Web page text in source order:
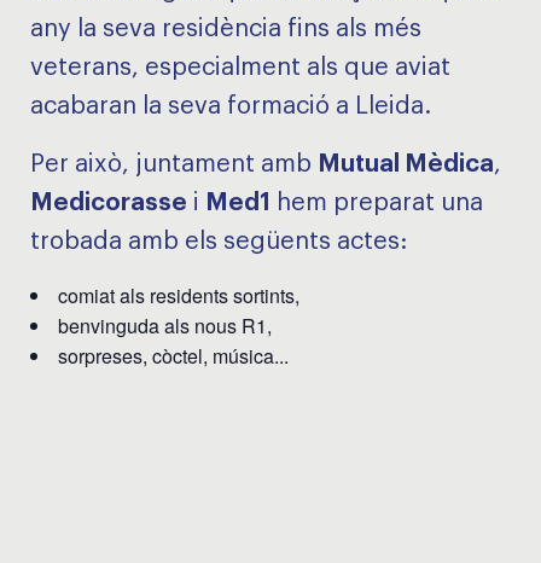
any la seva residència fins als més
veterans, especialment als que aviat
acabaran la seva formació a Lleida.
Per això, juntament amb Mutual Mèdica,
Medicorasse i Med1
hem preparat una
trobada amb els següents actes:
comiat als residents sortints,
benvinguda als nous R1,
sorpreses, còctel, música...